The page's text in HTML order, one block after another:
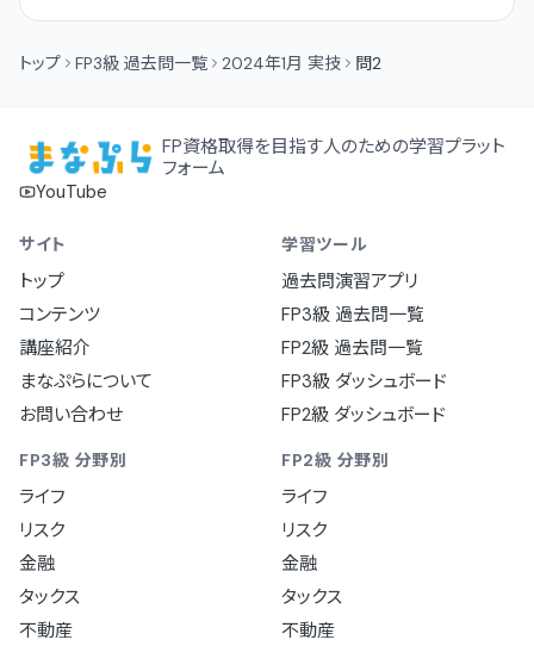
トップ FP3級 過去問一覧 2024年1月 実技 問2
FP資格取得を目指す人のための学習プラット
フォーム
YouTube
サイト
トップ
コンテンツ
講座紹介
まなぷらについて
お問い合わせ
学習ツール
過去問演習アプリ
FP3級 過去問一覧
FP2級 過去問一覧
FP3級 ダッシュボード
FP2級 ダッシュボード
FP3級 分野別
ライフ
リスク
金融
タックス
不動産
FP2級 分野別
ライフ
リスク
金融
タックス
不動産